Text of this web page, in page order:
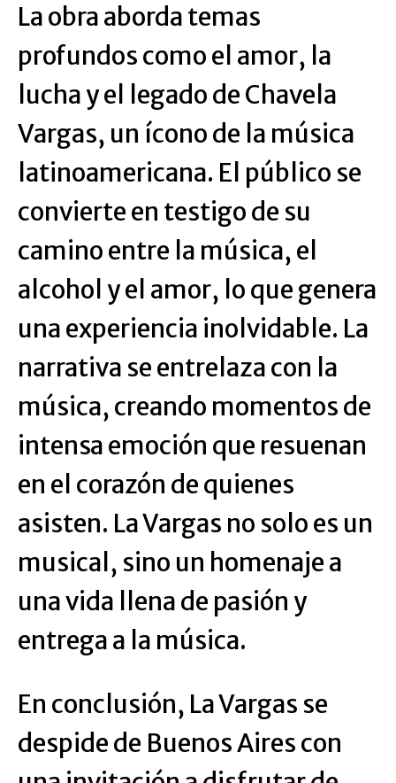
La obra aborda temas
profundos como el amor, la
lucha y el legado de Chavela
Vargas, un ícono de la música
latinoamericana. El público se
convierte en testigo de su
camino entre la música, el
alcohol y el amor, lo que genera
una experiencia inolvidable. La
narrativa se entrelaza con la
música, creando momentos de
intensa emoción que resuenan
en el corazón de quienes
asisten. La Vargas no solo es un
musical, sino un homenaje a
una vida llena de pasión y
entrega a la música.
En conclusión, La Vargas se
despide de Buenos Aires con